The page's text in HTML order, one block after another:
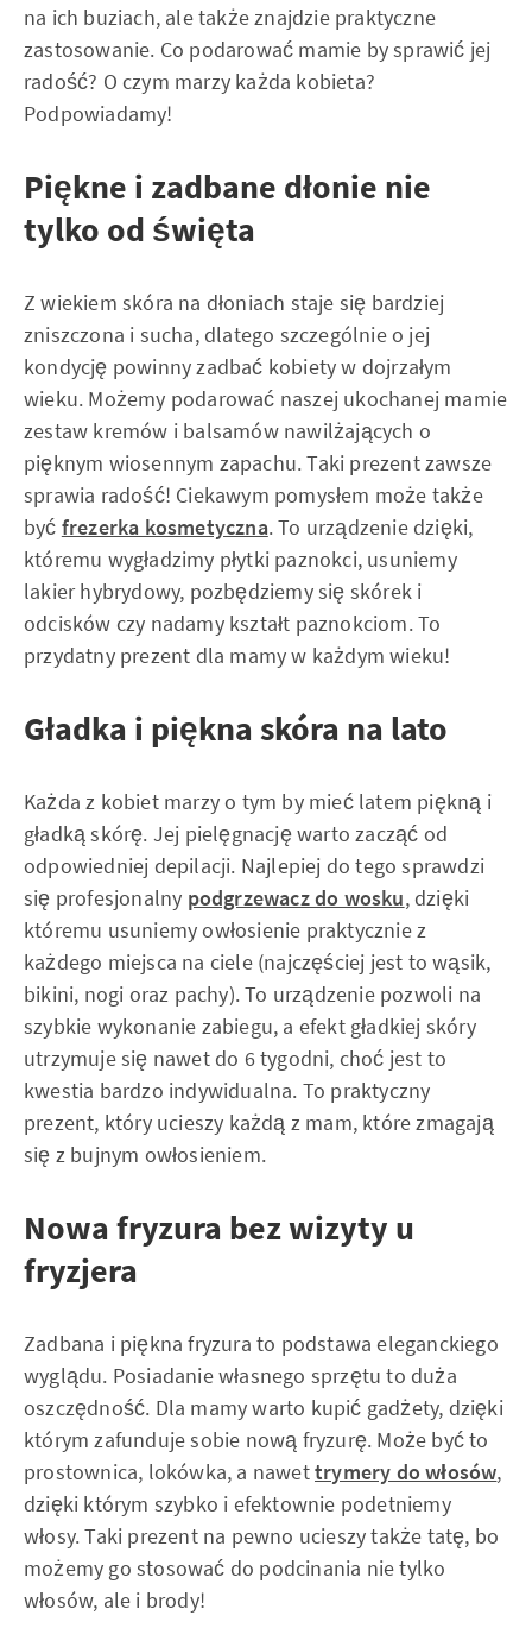
na ich buziach, ale także znajdzie praktyczne
zastosowanie. Co podarować mamie by sprawić jej
radość? O czym marzy każda kobieta?
Podpowiadamy!
Piękne i zadbane dłonie nie
tylko od święta
Z wiekiem skóra na dłoniach staje się bardziej
zniszczona i sucha, dlatego szczególnie o jej
kondycję powinny zadbać kobiety w dojrzałym
wieku. Możemy podarować naszej ukochanej mamie
zestaw kremów i balsamów nawilżających o
pięknym wiosennym zapachu. Taki prezent zawsze
sprawia radość! Ciekawym pomysłem może także
być frezerka kosmetyczna. To urządzenie dzięki,
któremu wygładzimy płytki paznokci, usuniemy
lakier hybrydowy, pozbędziemy się skórek i
odcisków czy nadamy kształt paznokciom. To
przydatny prezent dla mamy w każdym wieku!
Gładka i piękna skóra na lato
Każda z kobiet marzy o tym by mieć latem piękną i
gładką skórę. Jej pielęgnację warto zacząć od
odpowiedniej depilacji. Najlepiej do tego sprawdzi
się profesjonalny podgrzewacz do wosku, dzięki
któremu usuniemy owłosienie praktycznie z
każdego miejsca na ciele (najczęściej jest to wąsik,
bikini, nogi oraz pachy). To urządzenie pozwoli na
szybkie wykonanie zabiegu, a efekt gładkiej skóry
utrzymuje się nawet do 6 tygodni, choć jest to
kwestia bardzo indywidualna. To praktyczny
prezent, który ucieszy każdą z mam, które zmagają
się z bujnym owłosieniem.
Nowa fryzura bez wizyty u
fryzjera
Zadbana i piękna fryzura to podstawa eleganckiego
wyglądu. Posiadanie własnego sprzętu to duża
oszczędność. Dla mamy warto kupić gadżety, dzięki
którym zafunduje sobie nową fryzurę. Może być to
prostownica, lokówka, a nawettrymery do włosów,
dzięki którym szybko i efektownie podetniemy
włosy. Taki prezent na pewno ucieszy także tatę, bo
możemy go stosować do podcinania nie tylko
włosów, ale i brody!